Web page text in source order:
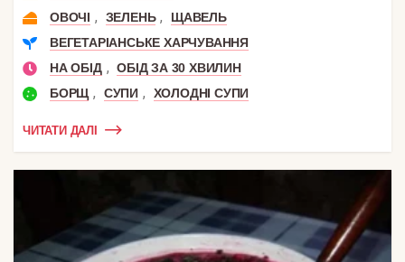
ОВОЧІ , ЗЕЛЕНЬ ,
ЩАВЕЛЬ
ВЕГЕТАРІАНСЬКЕ ХАРЧУВАННЯ
НА ОБІД , ОБІД ЗА 30 ХВИЛИН
БОРЩ , СУПИ , ХОЛОДНІ СУПИ
ЧИТАТИ ДАЛІ